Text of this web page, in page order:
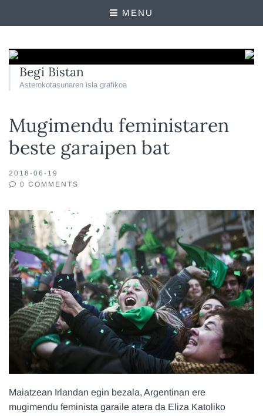
MENU
Begi Bistan
Asterokotasunaren isla grafikoa
Mugimendu feministaren
beste garaipen bat
2018-06-19
0 COMMENTS
Maiatzean Irlandan egin bezala, Argentinan ere
mugimendu feminista garaile atera da Eliza Katoliko